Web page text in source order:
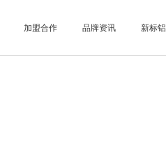
加盟合作 品牌资讯 新标